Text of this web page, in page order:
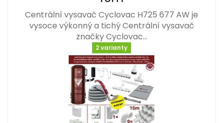
Centrální vysavač Cyclovac H725 677 AW je
vysoce výkonný a tichý Centrální vysavač
značky Cyclovac…
2 varianty